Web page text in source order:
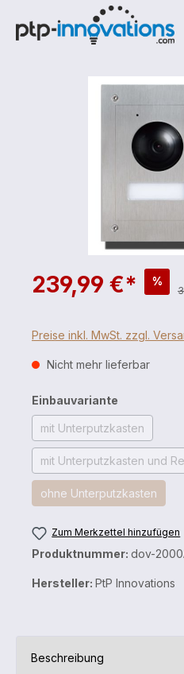
239,99 €* %
Preise inkl. MwSt. zzgl.
Nicht mehr lieferbar
Einbauvariante
mit Unterputzkasten
mit Unterputzkasten und
ohne Unterputzkasten
Zum Merkzettel hinzufügen
Produktnummer: dov-
Hersteller: PtP Innovations
Beschreibung